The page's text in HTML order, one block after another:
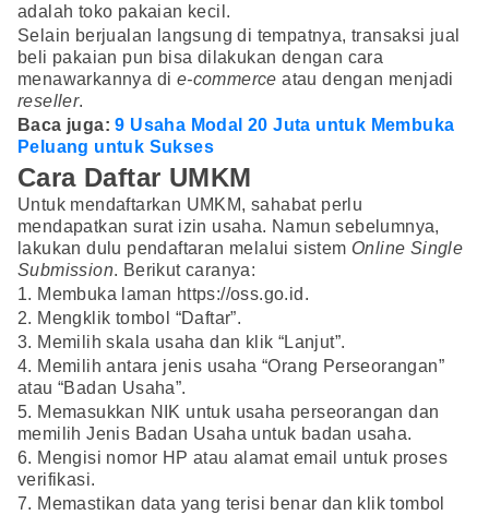
adalah toko pakaian kecil.
Selain berjualan langsung di tempatnya, transaksi jual
beli pakaian pun bisa dilakukan dengan cara
menawarkannya di e-commerce atau dengan menjadi
reseller.
Baca juga:9 Usaha Modal 20 Juta untuk Membuka
Peluang untuk Sukses
Cara Daftar UMKM
Untuk mendaftarkan UMKM, sahabat perlu
mendapatkan surat izin usaha. Namun sebelumnya,
lakukan dulu pendaftaran melalui sistem Online Single
Submission. Berikut caranya:
1. Membuka laman https://oss.go.id.
2. Mengklik tombol “Daftar”.
3. Memilih skala usaha dan klik “Lanjut”.
4. Memilih antara jenis usaha “Orang Perseorangan”
atau “Badan Usaha”.
5. Memasukkan NIK untuk usaha perseorangan dan
memilih Jenis Badan Usaha untuk badan usaha.
6. Mengisi nomor HP atau alamat email untuk proses
verifikasi.
7. Memastikan data yang terisi benar dan klik tombol